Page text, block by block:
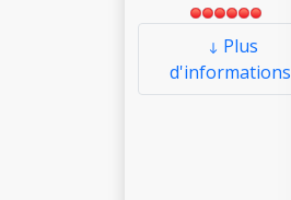
Plus
d'informations